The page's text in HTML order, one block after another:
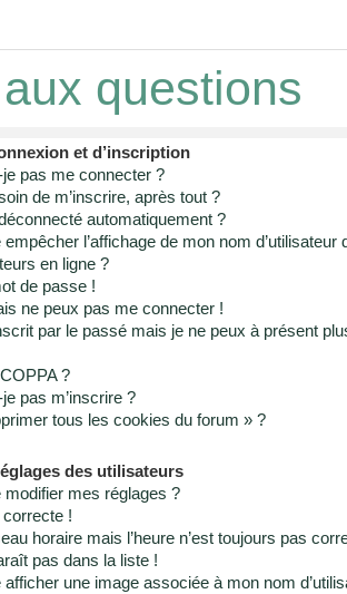
questions
et d’inscription
pas me connecter ?
de m’inscrire, après tout ?
automatiquement ?
l’affichage de mon nom d’utilisateur
en ligne ?
de passe !
ne peux pas me connecter !
par le passé mais je ne peux à présent
?
pas m’inscrire ?
tous les cookies du forum » ?
des utilisateurs
mes réglages ?
correcte !
horaire mais l’heure n’est toujours pas
pas dans la liste !
une image associée à mon nom